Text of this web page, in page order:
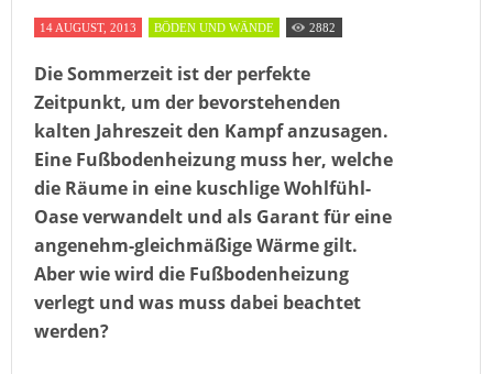
14 AUGUST, 2013 BÖDEN UND WÄNDE 2882
Die Sommerzeit ist der perfekte
Zeitpunkt, um der bevorstehenden
kalten Jahreszeit den Kampf anzusagen.
Eine Fußbodenheizung muss her, welche
die Räume in eine kuschlige Wohlfühl-
Oase verwandelt und als Garant für eine
angenehm-gleichmäßige Wärme gilt.
Aber wie wird die Fußbodenheizung
verlegt und was muss dabei beachtet
werden?